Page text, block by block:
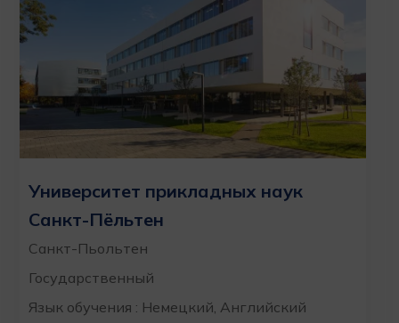
Университет прикладных наук
Санкт-Пёльтен
Санкт-Пьольтен
Государственный
Язык обучения : Немецкий, Английский